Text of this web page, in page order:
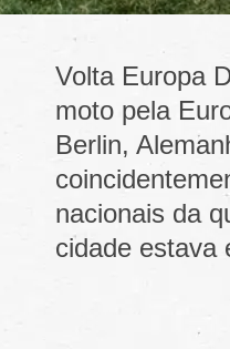
Volta Europa
moto pela
Berlin,
nacionais da
cidade